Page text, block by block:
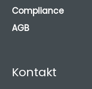
Compliance
AGB
Kontakt